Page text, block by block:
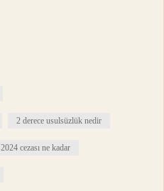
2 derece usulsüzlük nedir
2024 cezası ne kadar